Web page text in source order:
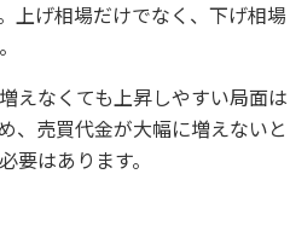
上げ相場だけでなく、下げ相場
えなくても上昇しやすい局面は
、売買代金が大幅に増えないと
はあります。